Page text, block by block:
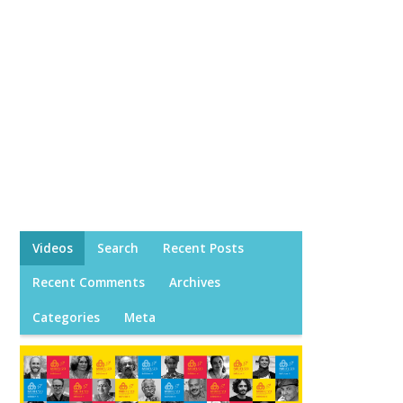
Videos Search Recent Posts
Recent Comments Archives
Categories Meta